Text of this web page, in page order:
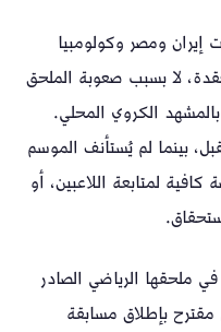
ومصر وكولومبيا
لا بسبب صعوبة الملحق
الكروي المحلي.
بينما لم يُستأنف الموسم
لمتابعة اللاعبين، أو
ملحقها الرياضي الصادر
مقترح بإطلاق مسابقة